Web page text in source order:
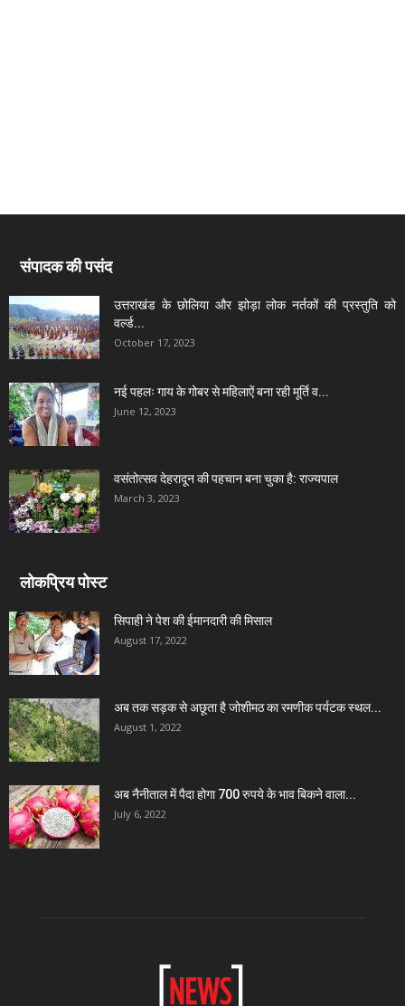
संपादक की पसंद
उत्तराखंड के छोलिया और झोड़ा लोक नर्तकों की प्रस्तुति को
वर्ल्ड...
October 17, 2023
नई पहलः गाय के गोबर से महिलाऐं बना रही मूर्ति व...
June 12, 2023
वसंतोत्सव देहरादून की पहचान बना चुका है: राज्यपाल
March 3, 2023
लोकप्रिय पोस्ट
सिपाही ने पेश की ईमानदारी की मिसाल
August 17, 2022
अब तक सड़क से अछूता है जोशीमठ का रमणीक पर्यटक स्थल...
August 1, 2022
अब नैनीताल में पैदा होगा 700 रुपये के भाव बिकने वाला...
July 6, 2022